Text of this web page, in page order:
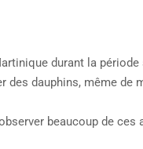
durant la période
dauphins, même de
beaucoup de